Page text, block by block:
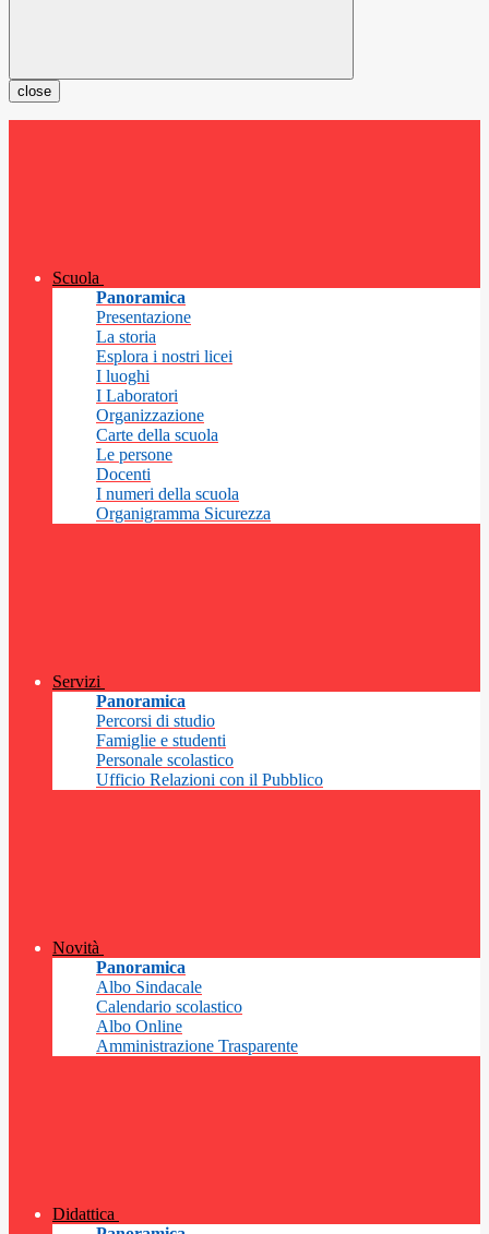
close
Scuola
Panoramica
Presentazione
La storia
Esplora i nostri licei
I luoghi
I Laboratori
Organizzazione
Carte della scuola
Le persone
Docenti
I numeri della scuola
Organigramma Sicurezza
Servizi
Panoramica
Percorsi di studio
Famiglie e studenti
Personale scolastico
Ufficio Relazioni con il Pubblico
Novità
Panoramica
Albo Sindacale
Calendario scolastico
Albo Online
Amministrazione Trasparente
Didattica